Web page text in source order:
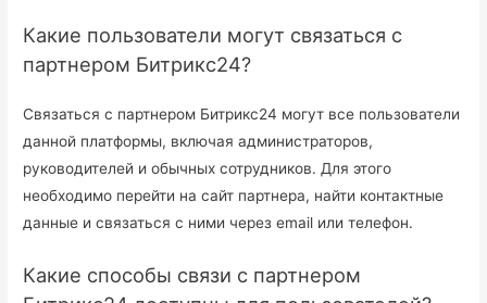
Какие пользователи могут связаться с
партнером Битрикс24?
Связаться с партнером Битрикс24 могут все пользователи
данной платформы, включая администраторов,
руководителей и обычных сотрудников. Для этого
необходимо перейти на сайт партнера, найти контактные
данные и связаться с ними через email или телефон.
Какие способы связи с партнером